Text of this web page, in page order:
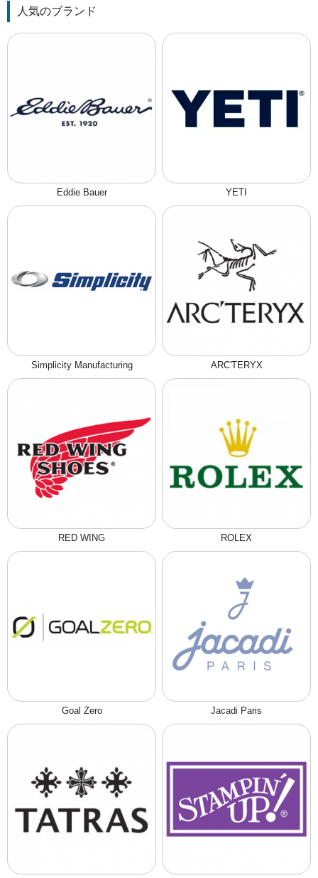
人気のブランド
Eddie Bauer YETI
Simplicity Manufacturing ARC'TERYX
RED WING ROLEX
Goal Zero Jacadi Paris